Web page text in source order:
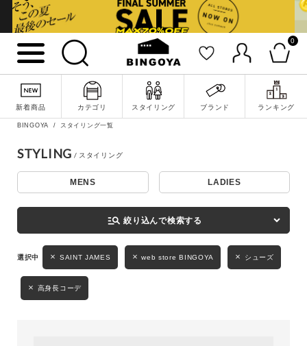
0
新着商品 カテゴリ スタイリング ブランド ランキング
詳細検索
キーワード
性別
MENS LADIES KIDS
BINGOYA スタイリング一覧
STYLING
MENS LADIES
manage_search 絞り込んで検索する
SAINT JAMES web store BINGOYA シューズ
高身長コーデ